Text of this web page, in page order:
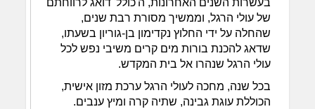
בעשרות השנים האחרונות, ה'כולל' דואג לרווחתם
של עולי הרגל, וממשיך מסורת רבת שנים,
שהחלה על ידי החלוץ נקדימון בן-גוריון בשעתו,
שדאג להכנת בורות מים קרים משיבי נפש לכל
עולי הרגל שנהרו אל בית המקדש.
בכל שנה, מחכה לעולי הרגל ערכת מזון אישית,
הכוללת עוגת גבינה, שתיה קרה ומיץ ענבים.